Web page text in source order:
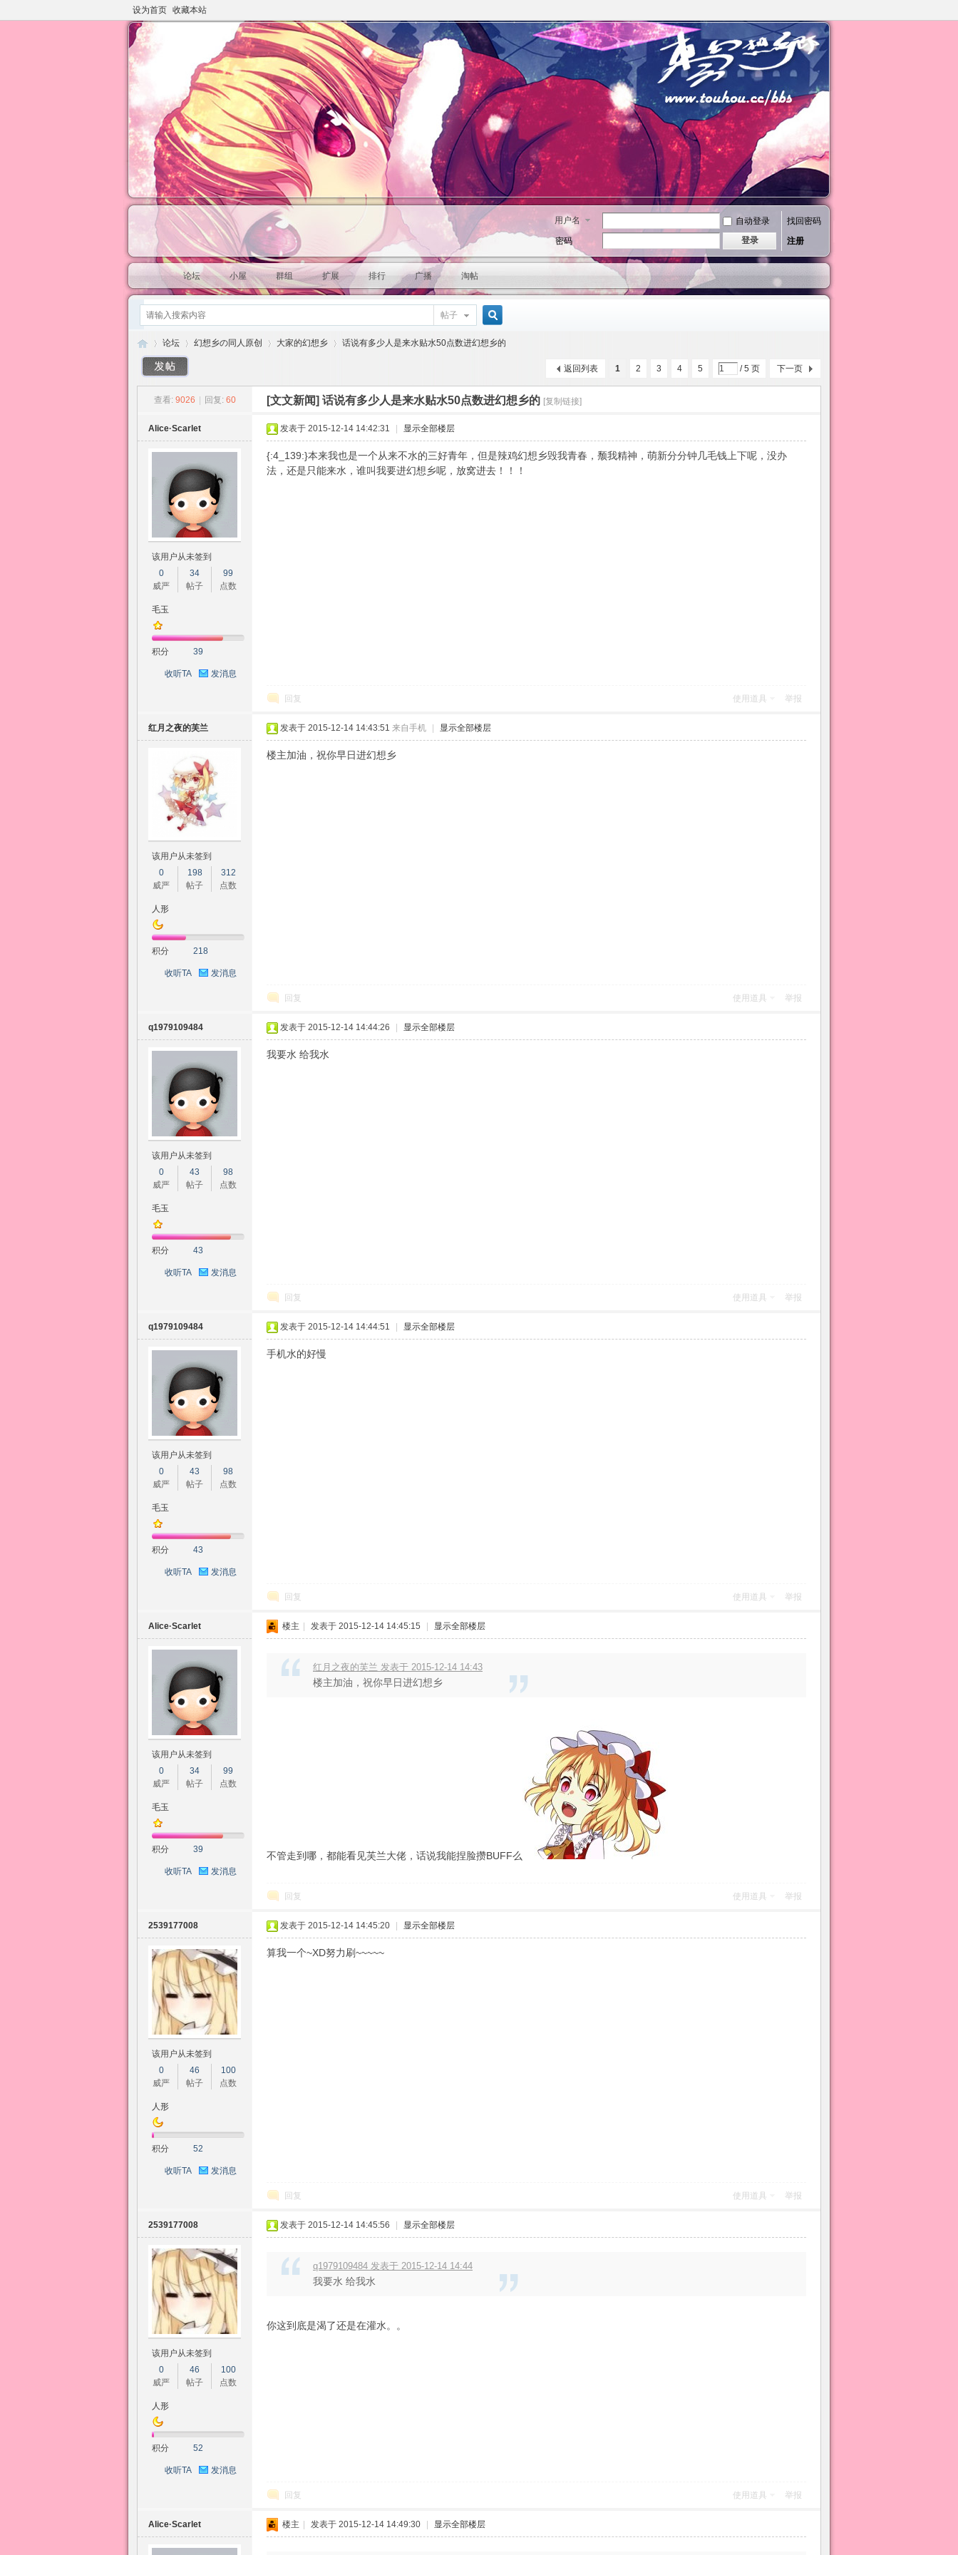
设为首页 收藏本站
用户名 自动登录
找回密码
密码
登录 注册
论坛 小屋 群组 扩展 排行 广播 淘帖
帖子
搜
索
论坛
›
幻想乡の同人原创 大家的幻想乡
›
话说有多少人是来水贴水50点数进幻想乡的
1 2 3 4 5 / 5 页 下一页
返回列表
查看: 9026 回复: 60 [文文新闻] 话说有多少人是来水贴水50点数进幻想乡的 [复制链接]
Alice·Scarlet
该用户从未签到
0
威严
34
帖子
99
点数
毛玉
积分 39
收听TA 发消息
发表于 2015-12-14 14:42:31 显示全部楼层
{:4_139:}本来我也是一个从来不水的三好青年，但是辣鸡幻想乡毁我青春，颓我精神，萌新分分钟几毛钱上下呢，没办
法，还是只能来水，谁叫我要进幻想乡呢，放窝进去！！！
回复 使用道具 举报
红月之夜的芙兰
该用户从未签到
0
威严
198
帖子
312
点数
人形
积分 218
收听TA 发消息
发表于 2015-12-14 14:43:51 来自手机 显示全部楼层
楼主加油，祝你早日进幻想乡
回复 使用道具 举报
q1979109484
该用户从未签到
0
威严
43
帖子
98
点数
毛玉
积分 43
收听TA 发消息
发表于 2015-12-14 14:44:26 显示全部楼层
我要水 给我水
回复 使用道具 举报
q1979109484
该用户从未签到
0
威严
43
帖子
98
点数
毛玉
积分 43
收听TA 发消息
发表于 2015-12-14 14:44:51 显示全部楼层
手机水的好慢
回复 使用道具 举报
Alice·Scarlet
该用户从未签到
0
威严
34
帖子
99
点数
毛玉
积分 39
收听TA 发消息
楼主 发表于 2015-12-14 14:45:15 显示全部楼层
红月之夜的芙兰 发表于 2015-12-14 14:43
楼主加油，祝你早日进幻想乡
不管走到哪，都能看见芙兰大佬，话说我能捏脸攒BUFF么
回复 使用道具 举报
2539177008
该用户从未签到
0
威严
46
帖子
100
点数
人形
积分 52
收听TA 发消息
发表于 2015-12-14 14:45:20 显示全部楼层
算我一个~XD努力刷~~~~~
回复 使用道具 举报
2539177008
该用户从未签到
0
威严
46
帖子
100
点数
人形
积分 52
收听TA 发消息
发表于 2015-12-14 14:45:56 显示全部楼层
q1979109484 发表于 2015-12-14 14:44
我要水 给我水
你这到底是渴了还是在灌水。。
回复 使用道具 举报
Alice·Scarlet 楼主 发表于 2015-12-14 14:49:30 显示全部楼层